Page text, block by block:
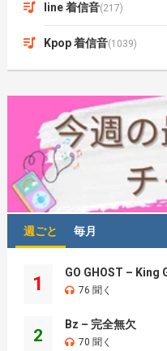
line 着信音(217)
Kpop 着信音(1039)
週ごと 毎月
1
GO GHOST – King
76 聞く
2
Bz – 完全無欠
70 聞く